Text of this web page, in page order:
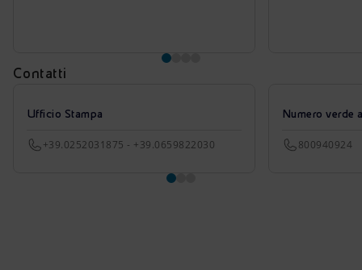
Contatti
Ufficio Stampa
+39.0252031875 - +39.0659822030
Numero verde
800940924